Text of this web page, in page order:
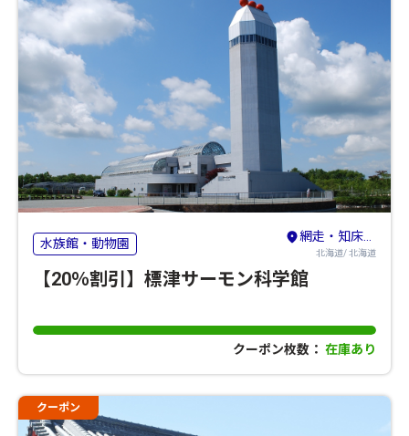
水族館・動物園 網走・知床・北見・紋別
北海道/ 北海道
【20％割引】標津サーモン科学館
クーポン枚数： 在庫あり
クーポン